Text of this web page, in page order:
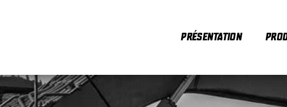
PRÉSENTATION